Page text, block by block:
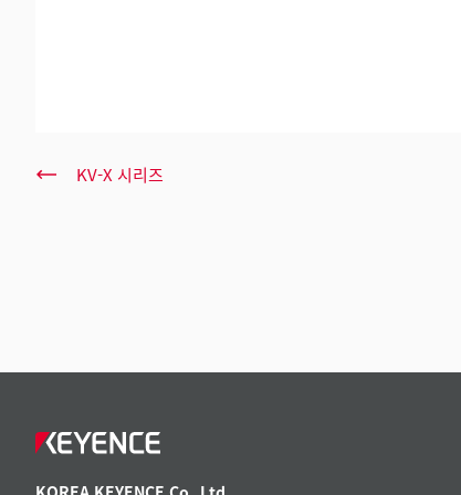
KV-X 시리즈